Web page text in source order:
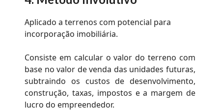
Aplicado a terrenos com potencial para
incorporação imobiliária.
Consiste em calcular o valor do terreno com
base no valor de venda das unidades futuras,
subtraindo os custos de desenvolvimento,
construção, taxas, impostos e a margem de
lucro do empreendedor.